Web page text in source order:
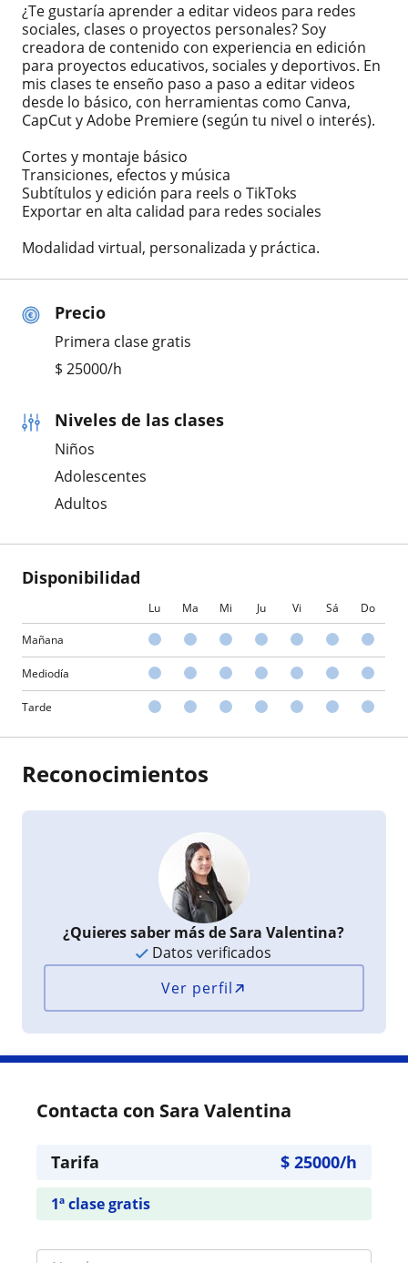
Precio
Primera clase gratis
$ 25000/h
Niveles de las clases
Niños
Adolescentes
Adultos
Disponibilidad
Lu Ma Mi Ju Vi Sá Do
Mañana
Mediodía
Tarde
¿Te gustaría aprender a editar videos para redes
sociales, clases o proyectos personales? Soy
creadora de contenido con experiencia en edición
para proyectos educativos, sociales y deportivos. En
mis clases te enseño paso a paso a editar videos
desde lo básico, con herramientas como Canva,
CapCut y Adobe Premiere (según tu nivel o interés).
Cortes y montaje básico
Transiciones, efectos y música
Subtítulos y edición para reels o TikToks
Exportar en alta calidad para redes sociales
Modalidad virtual, personalizada y práctica.
Reconocimientos
¿Quieres saber más de Sara Valentina?
Datos verificados
Ver perfil
Contacta con Sara Valentina
Tarifa $ 25000/h
1ª clase gratis